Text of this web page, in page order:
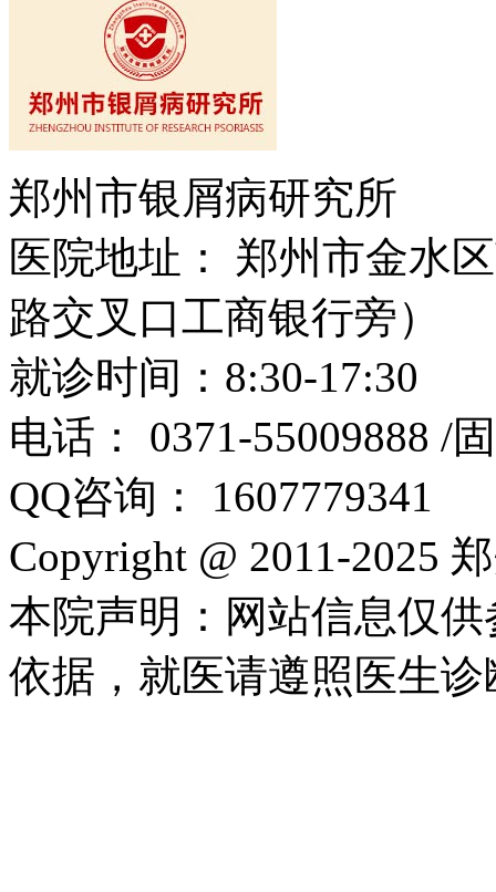
郑州市银屑病研究所
医院地址： 郑州市金水
路交叉口工商银行旁）
就诊时间：8:30-17:30
电话： 0371-55009888 /
QQ咨询： 1607779341
Copyright @ 2011-2025
本院声明：网站信息仅
依据，就医请遵照医生诊